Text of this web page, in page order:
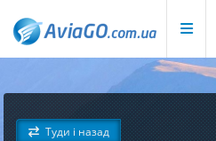
Туди і назад